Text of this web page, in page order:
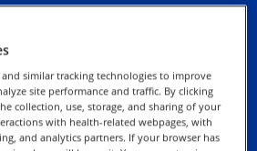
Cookie-Hinweis
Datenschutz-
and similar tracking technologies to improve
site performance and traffic. By clicking
collection, use, storage, and sharing of your
with health-related webpages, with
and analytics partners. If your browser has